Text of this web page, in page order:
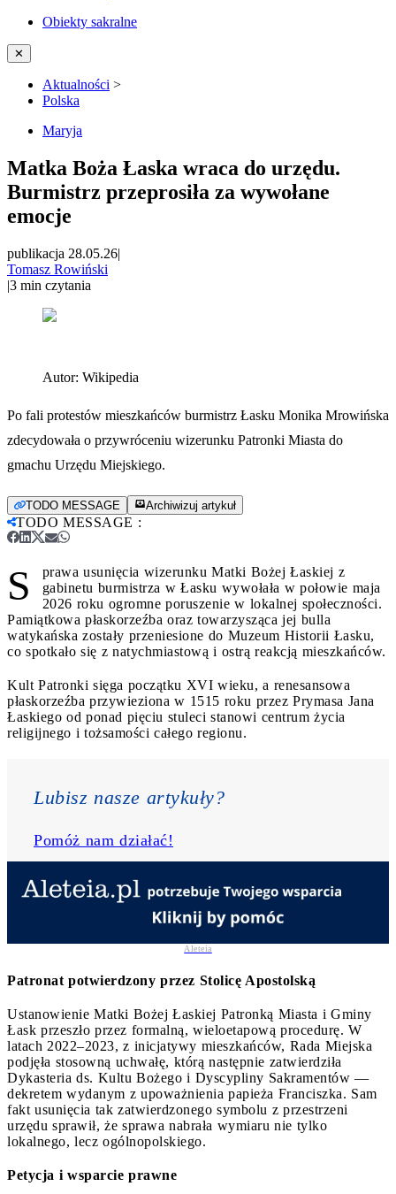
Obiekty sakralne
✕
Aktualności >
Polska
Maryja
Matka Boża Łaska wraca do urzędu.
Burmistrz przeprosiła za wywołane
emocje
publikacja 28.05.26|
Tomasz Rowiński
|3 min czytania
Autor: Wikipedia
Po fali protestów mieszkańców burmistrz Łasku Monika Mrowińska
zdecydowała o przywróceniu wizerunku Patronki Miasta do
gmachu Urzędu Miejskiego.
TODO MESSAGE Archiwizuj artykuł
TODO MESSAGE :
S
prawa usunięcia wizerunku Matki Bożej Łaskiej z
gabinetu burmistrza w Łasku wywołała w połowie maja
2026 roku ogromne poruszenie w lokalnej społeczności.
Pamiątkowa płaskorzeźba oraz towarzysząca jej bulla
watykańska zostały przeniesione do Muzeum Historii Łasku,
co spotkało się z natychmiastową i ostrą reakcją mieszkańców.
Kult Patronki sięga początku XVI wieku, a renesansowa
płaskorzeźba przywieziona w 1515 roku przez Prymasa Jana
Łaskiego od ponad pięciu stuleci stanowi centrum życia
religijnego i tożsamości całego regionu.
Lubisz nasze artykuły?
Pomóż nam działać!
Aleteia
Patronat potwierdzony przez Stolicę Apostolską
Ustanowienie Matki Bożej Łaskiej Patronką Miasta i Gminy
Łask przeszło przez formalną, wieloetapową procedurę. W
latach 2022–2023, z inicjatywy mieszkańców, Rada Miejska
podjęła stosowną uchwałę, którą następnie zatwierdziła
Dykasteria ds. Kultu Bożego i Dyscypliny Sakramentów —
dekretem wydanym z upoważnienia papieża Franciszka. Sam
fakt usunięcia tak zatwierdzonego symbolu z przestrzeni
urzędu sprawił, że sprawa nabrała wymiaru nie tylko
lokalnego, lecz ogólnopolskiego.
Petycja i wsparcie prawne